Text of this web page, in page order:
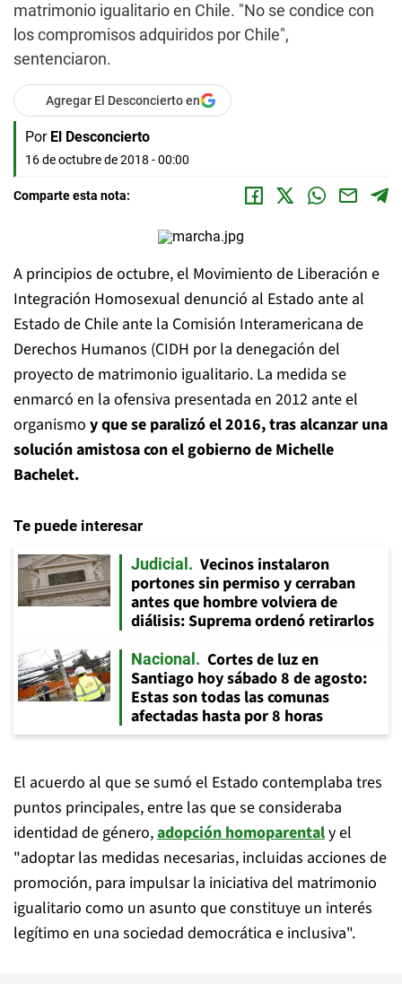
matrimonio igualitario en Chile. "No se condice con
los compromisos adquiridos por Chile",
sentenciaron.
Agregar El Desconcierto en
Por El Desconcierto
16 de octubre de 2018 - 00:00
Comparte esta nota:
A principios de octubre, el Movimiento de Liberación e
Integración Homosexual denunció al Estado ante al
Estado de Chile ante la Comisión Interamericana de
Derechos Humanos (CIDH por la denegación del
proyecto de matrimonio igualitario. La medida se
enmarcó en la ofensiva presentada en 2012 ante el
organismo y que se paralizó el 2016, tras alcanzar una
solución amistosa con el gobierno de Michelle
Bachelet.
Te puede interesar
Judicial
Vecinos instalaron
portones sin permiso y cerraban
antes que hombre volviera de
diálisis: Suprema ordenó retirarlos
Nacional
Cortes de luz en
Santiago hoy sábado 8 de agosto:
Estas son todas las comunas
afectadas hasta por 8 horas
El acuerdo al que se sumó el Estado contemplaba tres
puntos principales, entre las que se consideraba
identidad de género,adopción homoparentaly el
"adoptar las medidas necesarias, incluidas acciones de
promoción, para impulsar la iniciativa del matrimonio
igualitario como un asunto que constituye un interés
legítimo en una sociedad democrática e inclusiva".